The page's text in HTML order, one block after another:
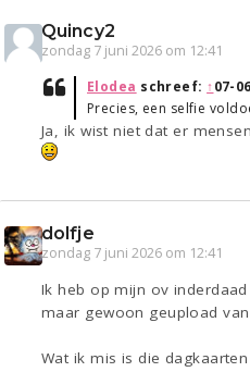
Quincy2
zondag 7 juni 2026 om 12:41
Elodea schreef: ↑07-
Precies, een selfie
Ja, ik wist niet dat er
dolfje
zondag 7 juni 2026 om 12:41
Ik heb op mijn ov
maar gewoon geupload
Wat ik mis is die